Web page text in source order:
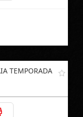
TEMPORADA